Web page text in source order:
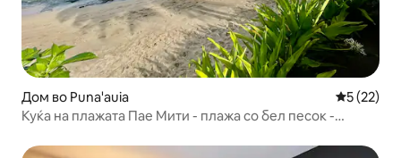
Дом во Puna'auia Просечна
5 (22)
Куќа на плажата Пае Мити - плажа со бел песок -